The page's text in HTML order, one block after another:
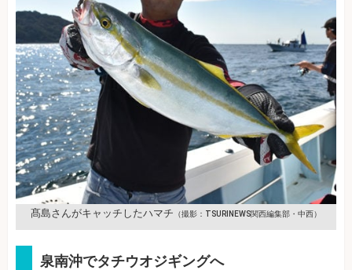
髙島さんがキャッチしたハマチ （撮影：TSURINEWS関西編集部・中西）
泉南沖でタチウオジギングへ